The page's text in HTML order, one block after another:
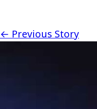
← Previous Story